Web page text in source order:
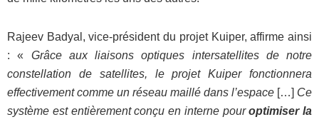
Rajeev Badyal, vice-président du projet Kuiper, affirme ainsi
: « Grâce aux liaisons optiques intersatellites de notre
constellation de satellites, le projet Kuiper fonctionnera
effectivement comme un réseau maillé dans l’espace […] Ce
système est entièrement conçu en interne pouroptimiser la